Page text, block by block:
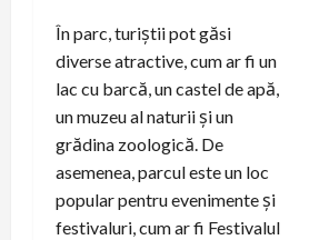
În parc, turiștii pot găsi
diverse atractive, cum ar fi un
lac cu barcă, un castel de apă,
un muzeu al naturii și un
grădina zoologică. De
asemenea, parcul este un loc
popular pentru evenimente și
festivaluri, cum ar fi Festivalul